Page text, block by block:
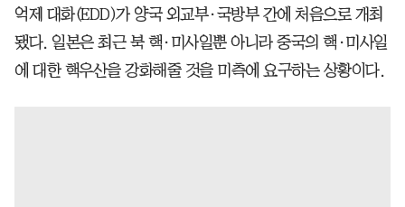
억제 대화(EDD)가 양국 외교부·국방부 간에 처음으로 개최
됐다. 일본은 최근 북 핵·미사일뿐 아니라 중국의 핵·미사일
에 대한 핵우산을 강화해줄 것을 미측에 요구하는 상황이다.